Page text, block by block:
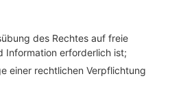
des Rechtes auf freie
Information erforderlich ist;
einer rechtlichen Verpflichtung